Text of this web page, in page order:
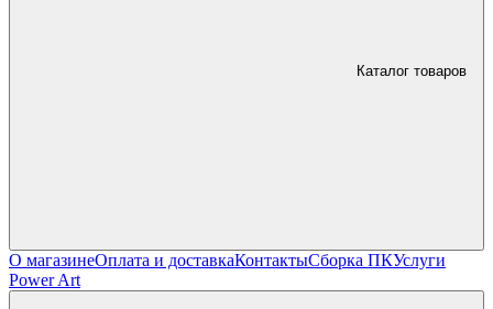
Каталог товаров
О магазинеОплата и доставкаКонтактыСборка ПКУслуги
Power Art